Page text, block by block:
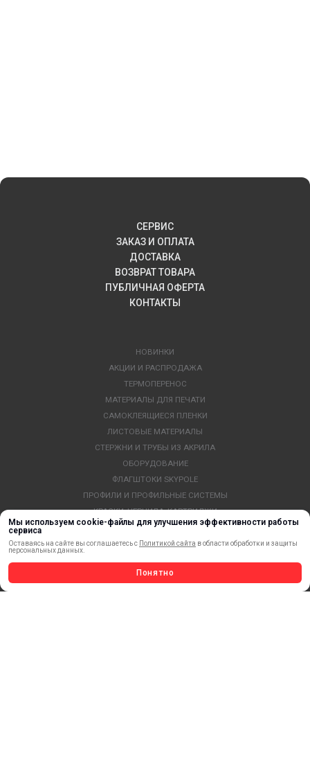
Мы используем cookie-файлы для улучшения эффективности работы
сервиса
Оставаясь на сайте вы соглашаетесь с Политикой сайта в области обработки и защиты
персональных данных.
Понятно
СЕРВИС
ЗАКАЗ И ОПЛАТА
ДОСТАВКА
ВОЗВРАТ ТОВАРА
ПУБЛИЧНАЯ ОФЕРТА
КОНТАКТЫ
НОВИНКИ
АКЦИИ И РАСПРОДАЖА
ТЕРМОПЕРЕНОС
МАТЕРИАЛЫ ДЛЯ ПЕЧАТИ
САМОКЛЕЯЩИЕСЯ ПЛЕНКИ
ЛИСТОВЫЕ МАТЕРИАЛЫ
СТЕРЖНИ И ТРУБЫ ИЗ АКРИЛА
ОБОРУДОВАНИЕ
ФЛАГШТОКИ SKYPOLE
ПРОФИЛИ И ПРОФИЛЬНЫЕ СИСТЕМЫ
КРАСКИ, ЧЕРНИЛА, КАРТРИДЖИ
МОБИЛЬНЫЕ СТЕНДЫ И POSM
УСЛУГИ И СЕРВИС
СВЕТОТЕХНИКА